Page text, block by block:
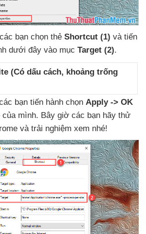
các bạn chọn thẻ Shortcut (1) và tiến
dưới đây vào mục Target (2).
(Có dấu cách, khoảng trống
bạn tiến hành chọn Apply -> OK
của mình. Bây giờ các bạn hãy thử
và trải nghiệm xem nhé!